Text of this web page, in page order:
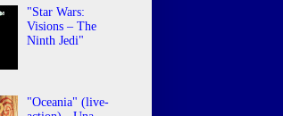
"Star Wars:
Visions – The
Ninth Jedi"
"Oceania" (live-